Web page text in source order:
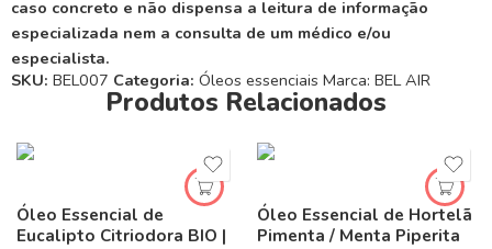
caso concreto e não dispensa a leitura de informação
especializada nem a consulta de um médico e/ou
especialista.
SKU: BEL007 Categoria: Óleos essenciais Marca: BEL AIR
Produtos Relacionados
Óleo Essencial de
Eucalipto Citriodora BIO |
Óleo Essencial de Hortelã
Pimenta / Menta Piperita